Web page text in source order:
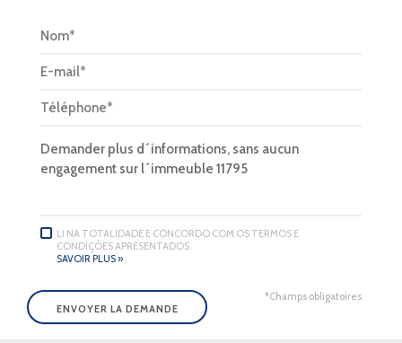
LI NA TOTALIDADE E CONCORDO COM OS TERMOS E
CONDIÇÕES APRESENTADOS.
SAVOIR PLUS »
*Champs obligatoires